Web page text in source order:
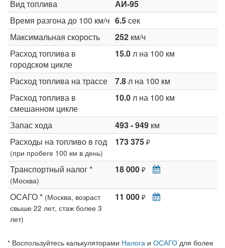
Вид топлива
АИ-95
Время разгона до 100 км/ч 6.5сек
Максимальная скорость
252 км/ч
Расход топлива в
городском цикле
15.0л на 100 км
Расход топлива на трассе 7.8л на 100 км
Расход топлива в
смешанном цикле
10.0л на 100 км
Запас хода 493 - 949 км
Расходы на топливо в год
(при пробеге 100 км в день)
173 375 ₽
Транспортный налог *
(Москва)
18 000 ₽
ОСАГО * (Москва, возраст
свыше 22 лет, стаж более 3
лет)
11 000 ₽
* Воспользуйтесь калькуляторами Налога и ОСАГО для более